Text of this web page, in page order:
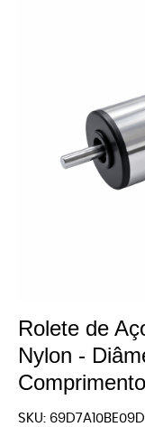
Rolete de
Nylon -
SKU: